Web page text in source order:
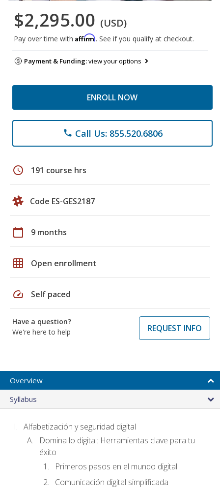
$2,295.00 (USD)
Pay over time with Affirm. See if you qualify at checkout.
Payment & Funding:view your options
ENROLL NOW
phone Call Us: 855.520.6806
schedule 191 course hrs
Code ES-GES2187
calendar_today 9 months
grid_on Open enrollment
speed Self paced
Have a question?
We're here to help
REQUEST INFO
Overview
Syllabus
Alfabetización y seguridad digital
Domina lo digital: Herramientas clave para tu
éxito
Primeros pasos en el mundo digital
Comunicación digital simplificada